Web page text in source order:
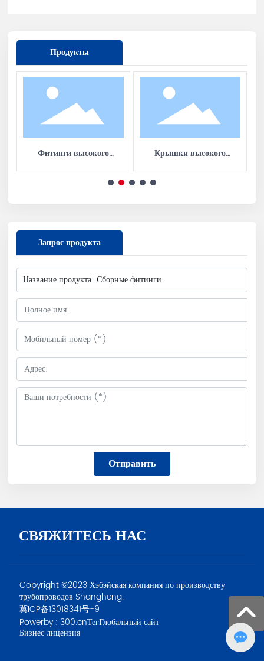
Продукты
Фитинги высокого
давления Резьбовые
Крышки высокого
давления
Запрос продукта
Название продукта: Сборные фитинги
Отправить
СВЯЖИТЕСЬ НАС
Copyright ©2023 Хэбэйская компания по производству
трубопроводов Shangheng.
冀ICP备13018341号-9
Powerby : 300.cnТегГлобальный сайт
Бизнес лицензия